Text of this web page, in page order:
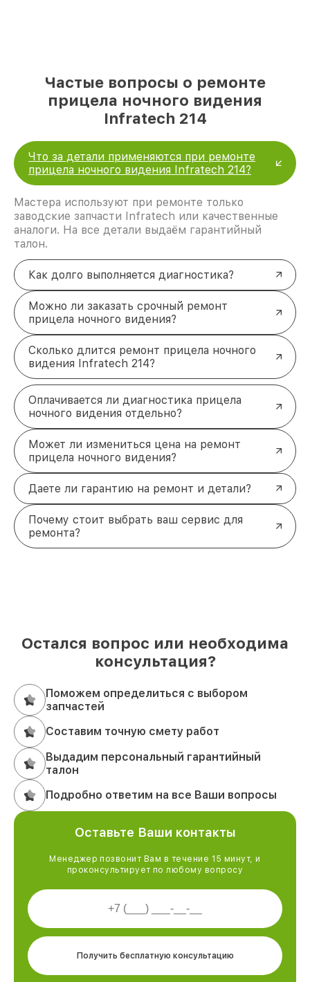
Частые вопросы о ремонте
прицела ночного видения
Infratech 214
Что за детали применяются при ремонте
прицела ночного видения Infratech 214?
Мастера используют при ремонте только
заводские запчасти Infratech или качественные
аналоги. На все детали выдаём гарантийный
талон.
Как долго выполняется диагностика?
Можно ли заказать срочный ремонт
прицела ночного видения?
Сколько длится ремонт прицела ночного
видения Infratech 214?
Оплачивается ли диагностика прицела
ночного видения отдельно?
Может ли измениться цена на ремонт
прицела ночного видения?
Даете ли гарантию на ремонт и детали?
Почему стоит выбрать ваш сервис для
ремонта?
Остался вопрос или необходима
консультация?
Поможем определиться с выбором
запчастей
Составим точную смету работ
Выдадим персональный гарантийный
талон
Подробно ответим на все Ваши вопросы
Оставьте Ваши контакты
Менеджер позвонит Вам в течение 15 минут, и
проконсультирует по любому вопросу
Получить бесплатную консультацию